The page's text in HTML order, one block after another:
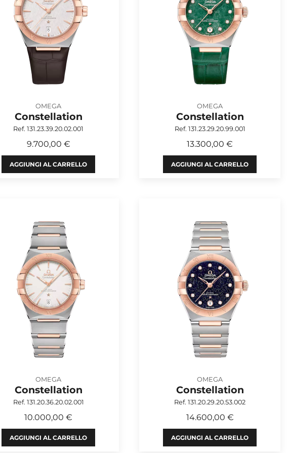
OMEGA
Constellation
Ref. 131.23.39.20.02.001
9.700,00 €
AGGIUNGI AL CARRELLO
OMEGA
Constellation
Ref. 131.23.29.20.99.001
13.300,00 €
AGGIUNGI AL CARRELLO
OMEGA
Constellation
Ref. 131.20.36.20.02.001
10.000,00 €
AGGIUNGI AL CARRELLO
OMEGA
Constellation
Ref. 131.20.29.20.53.002
14.600,00 €
AGGIUNGI AL CARRELLO